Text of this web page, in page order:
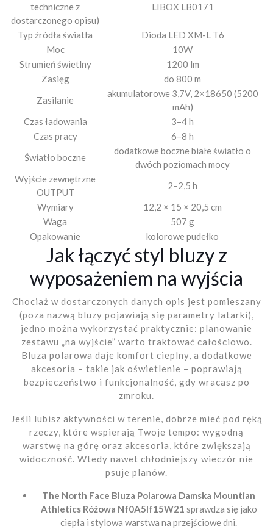
techniczne z
dostarczonego opisu)
LIBOX LB0171
Typ źródła światła
Dioda LED XM-L T6
Moc
10W
Strumień świetlny
1200 lm
Zasięg
do 800 m
Zasilanie
akumulatorowe 3,7V, 2×18650 (5200
mAh)
Czas ładowania
3–4 h
Czas pracy
6–8 h
Światło boczne
dodatkowe boczne białe światło o
dwóch poziomach mocy
Wyjście zewnętrzne
OUTPUT
2–2,5 h
Wymiary
12,2 × 15 × 20,5 cm
Waga
507 g
Opakowanie
kolorowe pudełko
Jak łączyć styl bluzy z
wyposażeniem na wyjścia
Chociaż w dostarczonych danych opis jest pomieszany
(poza nazwą bluzy pojawiają się parametry latarki),
jedno można wykorzystać praktycznie: planowanie
zestawu „na wyjście” warto traktować całościowo.
Bluza polarowa daje komfort cieplny, a dodatkowe
akcesoria – takie jak oświetlenie – poprawiają
bezpieczeństwo i funkcjonalność, gdy wracasz po
zmroku.
Jeśli lubisz aktywności w terenie, dobrze mieć pod ręką
rzeczy, które wspierają Twoje tempo: wygodną
warstwę na górę oraz akcesoria, które zwiększają
widoczność. Wtedy nawet chłodniejszy wieczór nie
psuje planów.
The North Face Bluza Polarowa Damska Mountian
Athletics Różowa Nf0A5If15W21 sprawdza się jako
ciepła i stylowa warstwa na przejściowe dni.